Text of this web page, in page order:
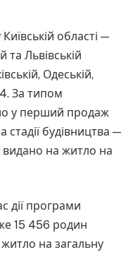
області —
та Львівській
Одеській,
За типом
у перший продаж
стадії будівництва —
видано на житло на
дії програми
15 456 родин
на загальну